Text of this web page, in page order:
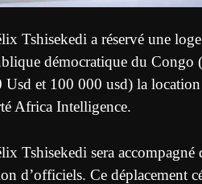
Tshisekedi a réservé une
démocratique du
et 100 000 usd) la
Africa Intelligence.
Tshisekedi sera
d’officiels. Ce déplacement